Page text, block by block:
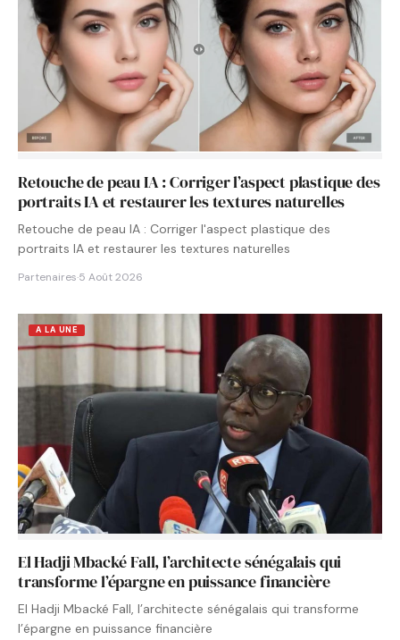
Retouche de peau IA : Corriger l’aspect plastique des
portraits IA et restaurer les textures naturelles
Retouche de peau IA : Corriger l'aspect plastique des
portraits IA et restaurer les textures naturelles
Partenaires·5 Août 2026
A LA UNE
El Hadji Mbacké Fall, l’architecte sénégalais qui
transforme l’épargne en puissance financière
El Hadji Mbacké Fall, l’architecte sénégalais qui transforme
l’épargne en puissance financière